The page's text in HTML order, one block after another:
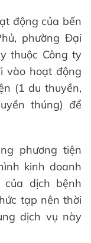
động của bến
phường Đại
thuộc Công ty
vào hoạt động
(1 du thuyền,
thúng) để
phương tiện
kinh doanh
dịch bệnh
tạp nên thời
dịch vụ này